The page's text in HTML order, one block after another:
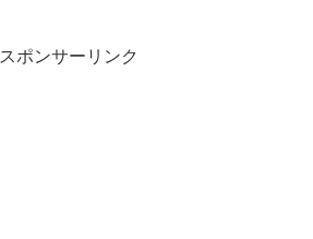
スポンサーリンク